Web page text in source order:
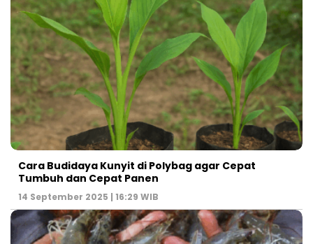
Cara Budidaya Kunyit di Polybag agar Cepat
Tumbuh dan Cepat Panen
14 September 2025 | 16:29 WIB